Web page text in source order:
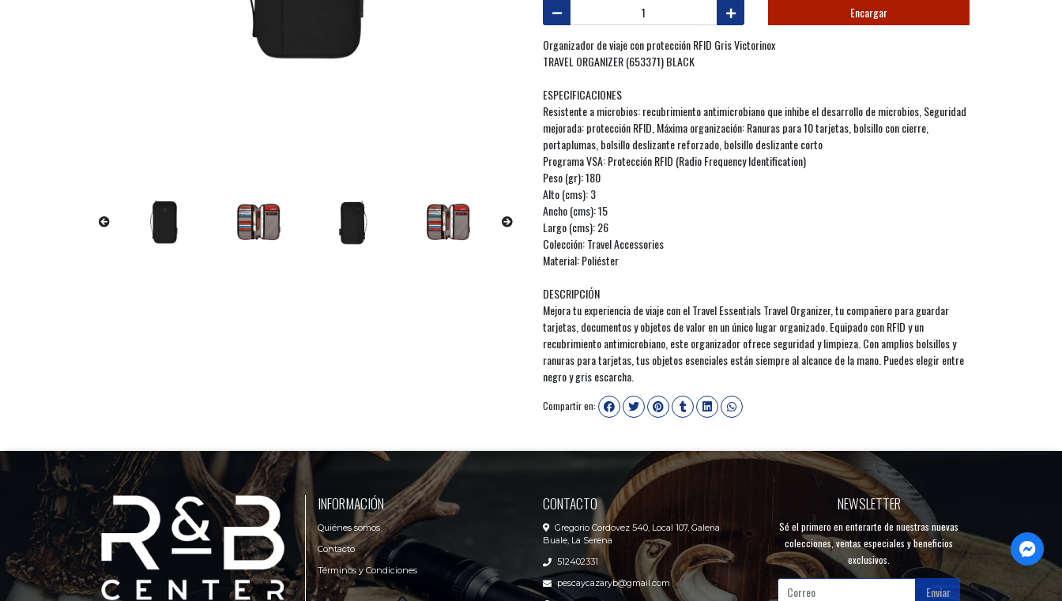
Encargar
Organizador de viaje con protección RFID Gris Victorinox
TRAVEL ORGANIZER (653371) BLACK
ESPECIFICACIONES
Resistente a microbios: recubrimiento antimicrobiano que inhibe el desarrollo de microbios, Seguridad
mejorada: protección RFID, Máxima organización: Ranuras para 10 tarjetas, bolsillo con cierre,
portaplumas, bolsillo deslizante reforzado, bolsillo deslizante corto
Programa VSA: Protección RFID (Radio Frequency Identification)
Peso (gr): 180
Alto (cms): 3
Ancho (cms): 15
Largo (cms): 26
Colección: Travel Accessories
Material: Poliéster
DESCRIPCIÓN
Mejora tu experiencia de viaje con el Travel Essentials Travel Organizer, tu compañero para guardar
tarjetas, documentos y objetos de valor en un único lugar organizado. Equipado con RFID y un
recubrimiento antimicrobiano, este organizador ofrece seguridad y limpieza. Con amplios bolsillos y
ranuras para tarjetas, tus objetos esenciales están siempre al alcance de la mano. Puedes elegir entre
negro y gris escarcha.
Compartir en:
INFORMACIÓN
Quiénes somos
Contacto
Términos y Condiciones
CONTACTO
Gregorio Cordovez 540, Local 107, Galeria
Buale, La Serena
512402331
pescaycazaryb@gmail.com
NEWSLETTER
Sé el primero en enterarte de nuestras nuevas
colecciones, ventas especiales y beneficios
exclusivos.
Enviar